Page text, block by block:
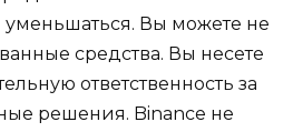
уменьшаться. Вы можете не
средства. Вы несете
ответственность за
решения. Binance не